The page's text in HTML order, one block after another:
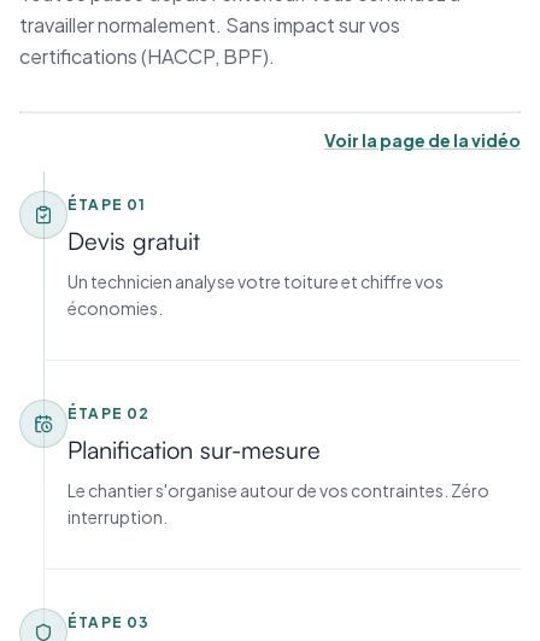
travailler normalement. Sans impact sur vos
certifications (HACCP, BPF).
Voir la page de la vidéo
ÉTAPE 01
Devis gratuit
Un technicien analyse votre toiture et chiffre vos
économies.
ÉTAPE 02
Planification sur-mesure
Le chantier s'organise autour de vos contraintes. Zéro
interruption.
ÉTAPE 03